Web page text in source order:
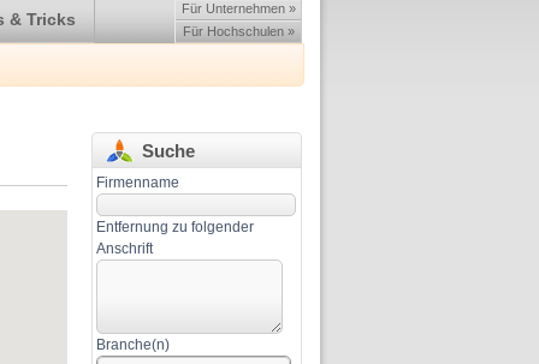
& Tricks
Für Unternehmen »
Für Hochschulen »
Suche
Firmenname
Entfernung zu folgender
Anschrift
Branche(n)